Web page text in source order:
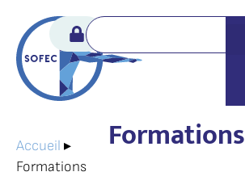
Accueil ▸
Formations
Formations